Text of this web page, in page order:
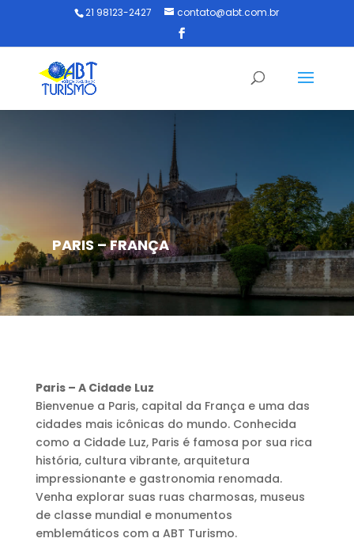
21 98123-2427 contato@abt.com.br
PARIS – FRANÇA
Paris – A Cidade Luz
Bienvenue a Paris, capital da França e uma das
cidades mais icônicas do mundo. Conhecida
como a Cidade Luz, Paris é famosa por sua rica
história, cultura vibrante, arquitetura
impressionante e gastronomia renomada.
Venha explorar suas ruas charmosas, museus
de classe mundial e monumentos
emblemáticos com a ABT Turismo.